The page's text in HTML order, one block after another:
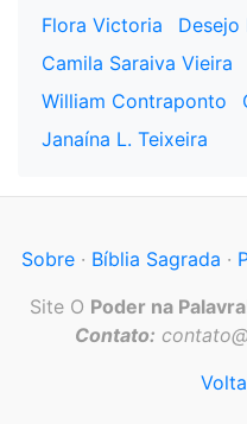
Flora Victoria
Desejo
Camila Saraiva Vieira
William Contraponto
Janaína L. Teixeira
Sobre· Bíblia Sagrada ·
Site O Poder na Palavra
Contato: